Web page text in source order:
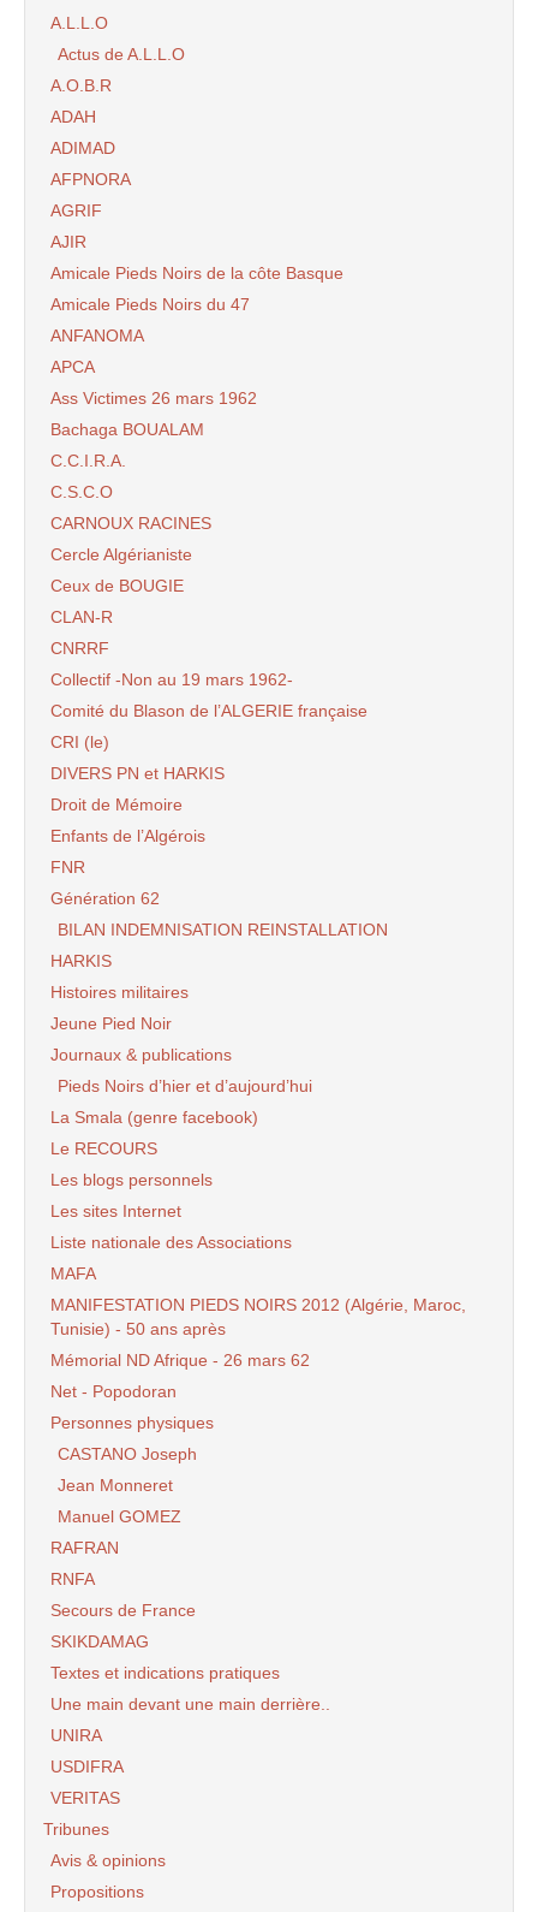
A.L.L.O
Actus de A.L.L.O
A.O.B.R
ADAH
ADIMAD
AFPNORA
AGRIF
AJIR
Amicale Pieds Noirs de la côte Basque
Amicale Pieds Noirs du 47
ANFANOMA
APCA
Ass Victimes 26 mars 1962
Bachaga BOUALAM
C.C.I.R.A.
C.S.C.O
CARNOUX RACINES
Cercle Algérianiste
Ceux de BOUGIE
CLAN-R
CNRRF
Collectif -Non au 19 mars 1962-
Comité du Blason de l’ALGERIE française
CRI (le)
DIVERS PN et HARKIS
Droit de Mémoire
Enfants de l’Algérois
FNR
Génération 62
BILAN INDEMNISATION REINSTALLATION
HARKIS
Histoires militaires
Jeune Pied Noir
Journaux & publications
Pieds Noirs d’hier et d’aujourd’hui
La Smala (genre facebook)
Le RECOURS
Les blogs personnels
Les sites Internet
Liste nationale des Associations
MAFA
MANIFESTATION PIEDS NOIRS 2012 (Algérie, Maroc,
Tunisie) - 50 ans après
Mémorial ND Afrique - 26 mars 62
Net - Popodoran
Personnes physiques
CASTANO Joseph
Jean Monneret
Manuel GOMEZ
RAFRAN
RNFA
Secours de France
SKIKDAMAG
Textes et indications pratiques
Une main devant une main derrière..
UNIRA
USDIFRA
VERITAS
Tribunes
Avis & opinions
Propositions